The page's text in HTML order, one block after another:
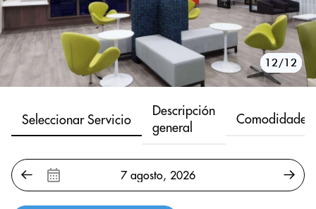
1/12
2/12
3/12
4/12
5/12
6/12
7/12
8/12
9/12
10/12
11/12
12/12
Seleccionar Servicio
Descripción
general
Comodidades